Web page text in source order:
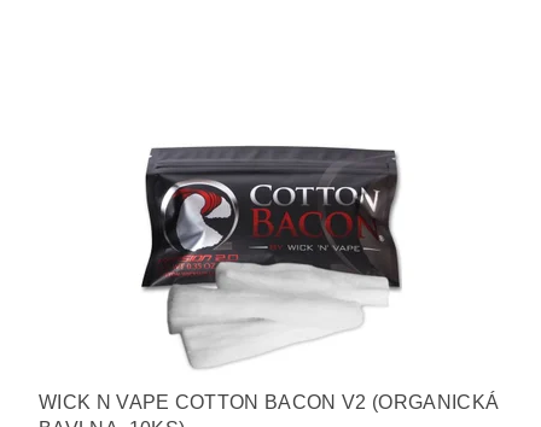
WICK N VAPE COTTON BACON V2 (ORGANICKÁ